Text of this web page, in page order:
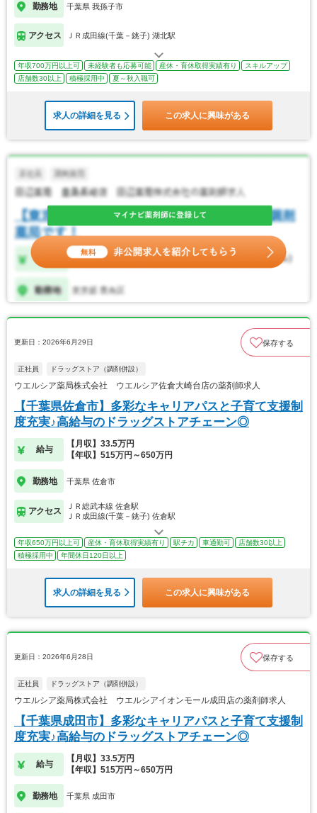
勤務地 千葉県 我孫子市
アクセス ＪＲ成田線(千葉－銚子) 湖北駅
年収700万円以上可 未経験者も応募可能 産休・育休取得実績有り
スキルアップ
店舗数30以上
積極採用中 夏～秋入職可
求人の詳細を見る この求人に興味がある
更新日：2026年6月29日 保存する
正社員 ドラッグストア（調剤併設）
ウエルシア薬局株式会社 ウエルシア佐倉大崎台店の薬剤師求人
【千葉県佐倉市】多彩なキャリアパスと子育て支援制
度充実♪高給与のドラッグストアチェーン◎
給与
【月収】33.5万円
【年収】515万円～650万円
勤務地 千葉県 佐倉市
アクセス
ＪＲ総武本線 佐倉駅
ＪＲ成田線(千葉－銚子) 佐倉駅
年収650万円以上可 産休・育休取得実績有り 駅チカ 車通勤可
店舗数30以上
積極採用中
年間休日120日以上
求人の詳細を見る この求人に興味がある
更新日：2026年6月28日 保存する
正社員 ドラッグストア（調剤併設）
ウエルシア薬局株式会社 ウエルシアイオンモール成田店の薬剤師求人
【千葉県成田市】多彩なキャリアパスと子育て支援制
度充実♪高給与のドラッグストアチェーン◎
給与
【月収】33.5万円
【年収】515万円～650万円
勤務地 千葉県 成田市